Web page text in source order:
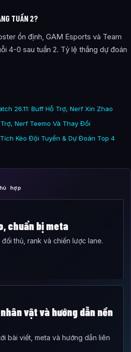
TUẦN 2?
ổn định, GAM Esports và Team
4-0 sau tuần 2. Tỷ lệ thắng dự đoán
26.11: Buff Hỗ Trợ, Nerf Xin Zhao
Trợ, Nerf Teemo Và Thay Đổi
Kèo Đội Tuyển & Dự Đoán Top 4
hợp
chuẩn bị meta
thủ, rank và chiến lược lane.
vật và hướng dẫn nền
bài viết, meta và hướng dẫn liên